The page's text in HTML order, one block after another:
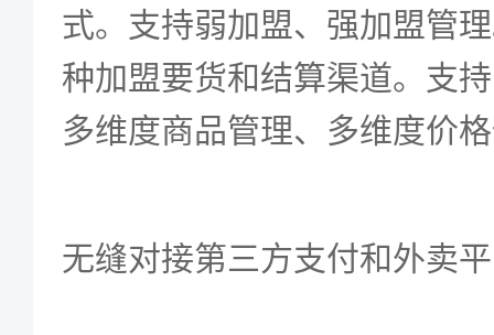
式。支持弱加盟、强加盟管
种加盟要货和结算渠道。 支
多维度商品管理、多维度价
无缝对接第三方支付和外卖